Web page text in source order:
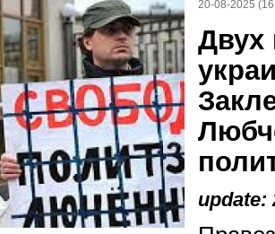
20-08-2025
Двух
update: